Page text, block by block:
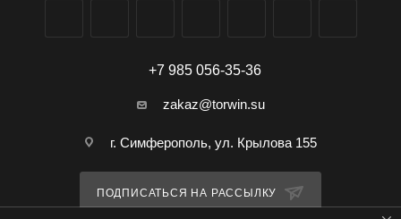
+7 985 056-35-36
zakaz@torwin.su
г. Симферополь, ул. Крылова 155
ПОДПИСАТЬСЯ НА РАССЫЛКУ